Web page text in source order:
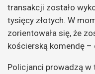
transakcji zostało
tysięcy złotych. W
zorientowała się, że
kościerską komendę –
Policjanci prowadzą